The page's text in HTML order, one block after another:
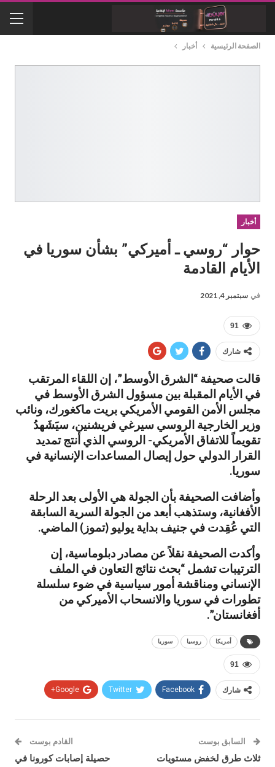
الصفحة الرئيسية أخبار
أخبار
حوار “روسي ـ أميركي” بشأن سوريا في
الأيام القادمة
في سبتمبر 4, 2021
91
شارك
قالت صحيفة “الشرق الأوسط”، إن اللقاء المرتقب
في الأيام المقبلة بين مسؤول الشرق الأوسط في
مجلس الأمن القومي الأمريكي بريت ماكغورك، ونائب
وزير الخارجية الروسي سيرغي فريشنين، سيَشَهدُ
تقويماً للاتفاق الأمريكي- الروسي الذي أنتج تمديد
القرار الدولي حول إيصال المساعدات الإنسانية في
سوريا.
وأضافت الصحيفة بأن الجولة هي الأولى بعد الرحلة
الأفغانية، وستذهب أبعد من الجولة السرية السابقة
التي عُقِدت في جنيف بداية يوليو (تموز) الماضي.
وأكدت الصحيفة نقلاً عن مصادر دبلوماسية، إن
الترتيبات تشمل “بحث نتائج التعاون في الملف
الإنساني ومناقشة أمور سياسية في ضوء سلسلة
تطورات في سوريا والانسحاب الأميركي من
أفغانستان”.
أمريكا روسيا سوريا
91
شارك Facebook
Twitter
Google+
السابق بوست
ثلاث طرق لخفض مستويات
القادم بوست
حصيلة إصابات كورونا في